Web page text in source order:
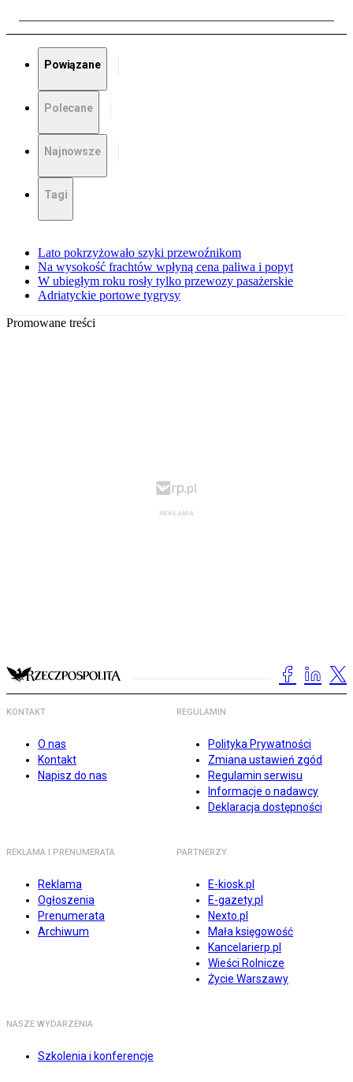
Powiązane
Polecane
Najnowsze
Tagi
Lato pokrzyżowało szyki przewoźnikom
Na wysokość frachtów wpłyną cena paliwa i popyt
W ubiegłym roku rosły tylko przewozy pasażerskie
Adriatyckie portowe tygrysy
Promowane treści
KONTAKT
O nas
Kontakt
Napisz do nas
REGULAMIN
Polityka Prywatności
Zmiana ustawień zgód
Regulamin serwisu
Informacje o nadawcy
Deklaracja dostępności
REKLAMA I PRENUMERATA
Reklama
Ogłoszenia
Prenumerata
Archiwum
PARTNERZY
E-kiosk.pl
E-gazety.pl
Nexto.pl
Mała księgowość
Kancelarierp.pl
Wieści Rolnicze
Życie Warszawy
NASZE WYDARZENIA
Szkolenia i konferencje